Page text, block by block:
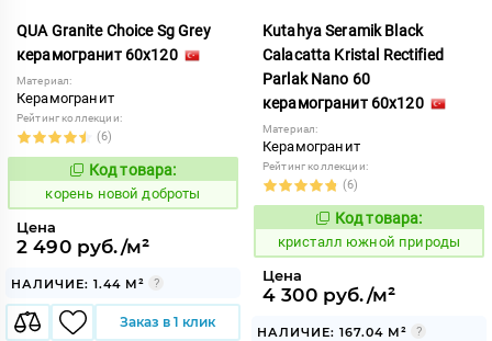
QUA Granite Choice Sg Grey
керамогранит 60x120
Материал:
Керамогранит
Рейтинг коллекции:
(6)
Код:
789497
Код товара:
корень новой доброты
Цена
2 490 руб./м²
НАЛИЧИЕ: 1.44 М²
Заказ в 1 клик
Kutahya Seramik Black
Calacatta Kristal Rectified
Parlak Nano 60
керамогранит 60x120
Материал:
Керамогранит
Рейтинг коллекции:
(6)
Код:
827725
Код товара:
кристалл южной природы
Цена
4 300 руб./м²
НАЛИЧИЕ: 167.04 М²